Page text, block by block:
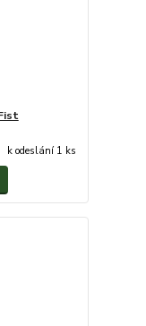
k odeslání 1 ks